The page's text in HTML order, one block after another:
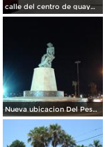
calle del centro de guaymas
Nueva ubicacion Del Pescador, en el malecon